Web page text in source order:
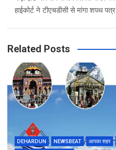
हाईकोर्ट ने टीएचडीसी से मांगा शपथ पत्र
Related Posts
DEHARDUN NEWSBEAT आपका शहर